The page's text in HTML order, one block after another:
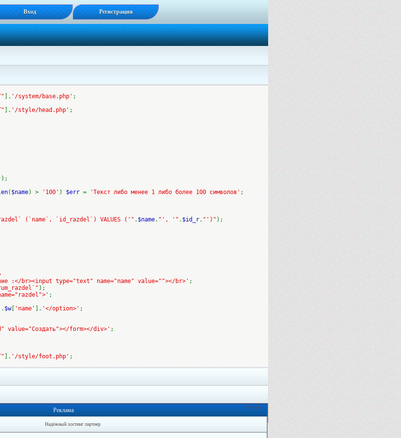
Вход Регистрация
]. '/system/base.php' ;
]. '/style/head.php' ;
( $name) > '100' ) $err = 'Текст либо менее 1 либо более 100 символов' ;
(`name`, `id_razdel`) VALUES ('" . $name. "', '" . $id_r. "')" );
:</br><input type="text" name="name" value=""></br>' ;
);
;
. $w[ 'name' ]. '</option>' ;
value="Создать"></form></div>' ;
]. '/style/foot.php' ;
Онлайн: 1
Реклама
Надёжный хостинг партнер